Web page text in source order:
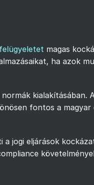
magas
ha azok
kialakításában.
fontos a magyar
jogi eljárások